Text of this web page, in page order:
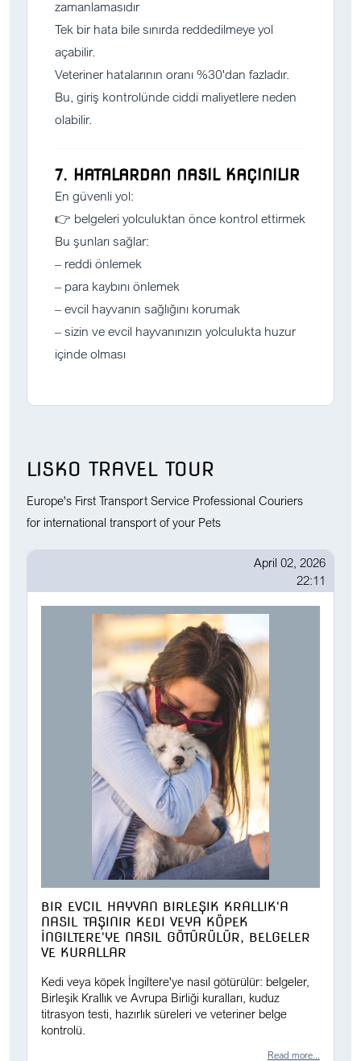
LISKO TRAVEL TOUR
Europe's First Transport Service Professional Couriers
for international transport of your Pets
April 02, 2026
22:11
BIR EVCIL HAYVAN BIRLEŞIK KRALLIK'A
NASIL TAŞINIR KEDI VEYA KÖPEK
İNGILTERE'YE NASIL GÖTÜRÜLÜR, BELGELER
VE KURALLAR
Kedi veya köpek İngiltere'ye nasıl götürülür: belgeler,
Birleşik Krallık ve Avrupa Birliği kuralları, kuduz
titrasyon testi, hazırlık süreleri ve veteriner belge
kontrolü.
Read more...
zamanlamasıdır
Tek bir hata bile sınırda reddedilmeye yol
açabilir.
Veteriner hatalarının oranı %30'dan fazladır.
Bu, giriş kontrolünde ciddi maliyetlere neden
olabilir.
7. HATALARDAN NASIL KAÇINILIR
En güvenli yol:
👉 belgeleri yolculuktan önce kontrol ettirmek
Bu şunları sağlar:
– reddi önlemek
– para kaybını önlemek
– evcil hayvanın sağlığını korumak
– sizin ve evcil hayvanınızın yolculukta huzur
içinde olması